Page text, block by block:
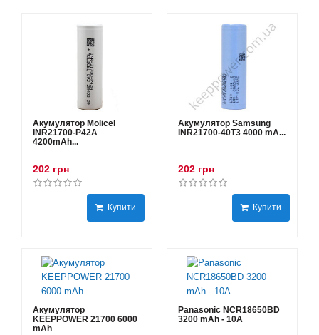
Акумулятор Molicel
INR21700-P42A
4200mAh...
202 грн
Купити
Акумулятор Samsung
INR21700-40T3 4000 mA...
202 грн
Купити
Акумулятор
KEEPPOWER 21700 6000
mAh
Panasonic NCR18650BD
3200 mAh - 10А